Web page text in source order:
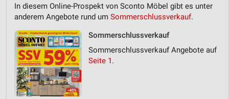
In diesem Online-Prospekt von Sconto Möbel gibt es unter
anderem Angebote rund um Sommerschlussverkauf.
Sommerschlussverkauf
Sommerschlussverkauf Angebote auf
Seite 1.